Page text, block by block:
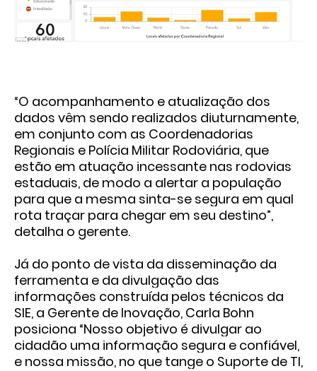
“O acompanhamento e atualização dos
dados vêm sendo realizados diuturnamente,
em conjunto com as Coordenadorias
Regionais e Polícia Militar Rodoviária, que
estão em atuação incessante nas rodovias
estaduais, de modo a alertar a população
para que a mesma sinta-se segura em qual
rota traçar para chegar em seu destino”,
detalha o gerente.
Já do ponto de vista da disseminação da
ferramenta e da divulgação das
informações construída pelos técnicos da
SIE, a Gerente de Inovação, Carla Bohn
posiciona “Nosso objetivo é divulgar ao
cidadão uma informação segura e confiável,
e nossa missão, no que tange o Suporte de TI,